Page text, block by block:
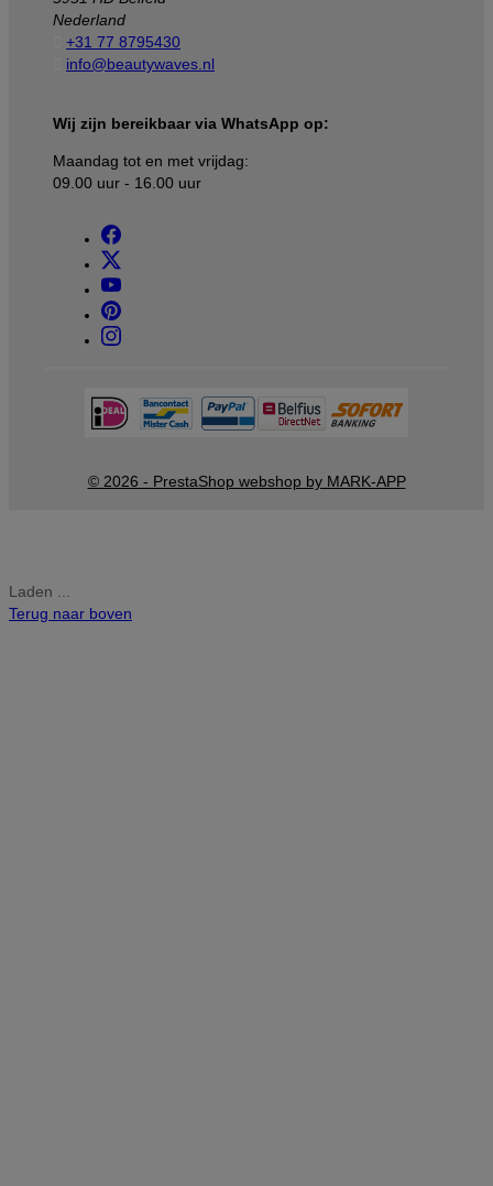
Nederland
+31 77 8795430
info@beautywaves.nl
Wij zijn bereikbaar via WhatsApp op:
Maandag tot en met vrijdag:
09.00 uur - 16.00 uur
© 2026 - PrestaShop webshop by MARK-APP
Laden ...
Terug naar boven